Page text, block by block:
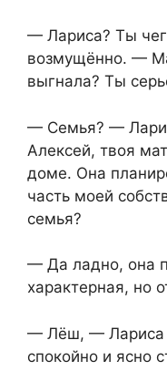
— Лариса? Ты
возмущённо. —
выгнала? Ты
— Семья? —
Алексей, твоя
доме. Она
часть моей
семья?
— Да ладно, она
характерная, но
— Лёш, — Лариса
спокойно и ясно